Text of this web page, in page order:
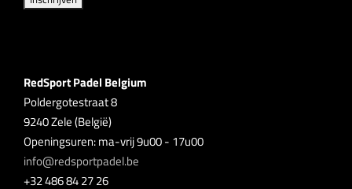
RedSport Padel Belgium
Poldergotestraat 8
9240 Zele (België)
Openingsuren: ma-vrij 9u00 - 17u00
info@redsportpadel.be
+32 486 84 27 26